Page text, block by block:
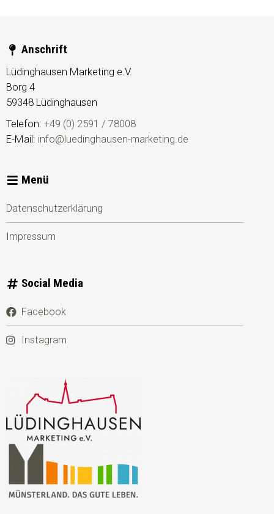
Anschrift
Lüdinghausen Marketing e.V.
Borg 4
59348 Lüdinghausen
Telefon: +49 (0) 2591 / 78008
E-Mail: info@luedinghausen-marketing.de
Menü
Datenschutzerklärung
Impressum
Social Media
Facebook
Instagram